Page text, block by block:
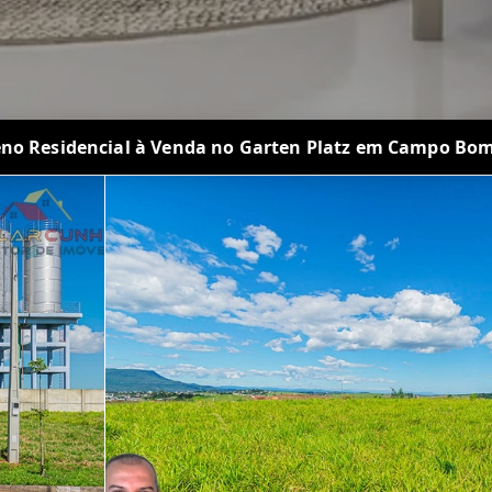
Residencial à Venda no Garten Platz em Campo